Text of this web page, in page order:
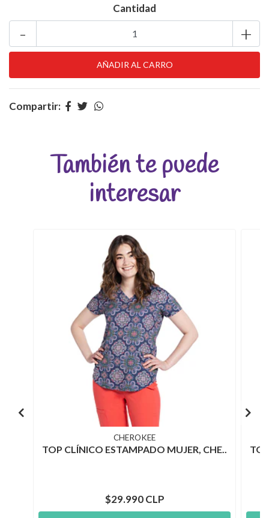
Cantidad
+
-
Compartir:
También te puede
interesar
CHEROKEE
TOP CLÍNICO ESTAMPADO MUJER, CHE..
$29.990 CLP